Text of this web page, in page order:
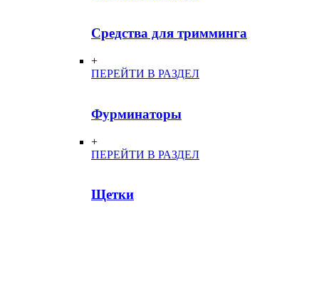
Средства для тримминга
+
ПЕРЕЙТИ В РАЗДЕЛ
Фурминаторы
+
ПЕРЕЙТИ В РАЗДЕЛ
Щетки